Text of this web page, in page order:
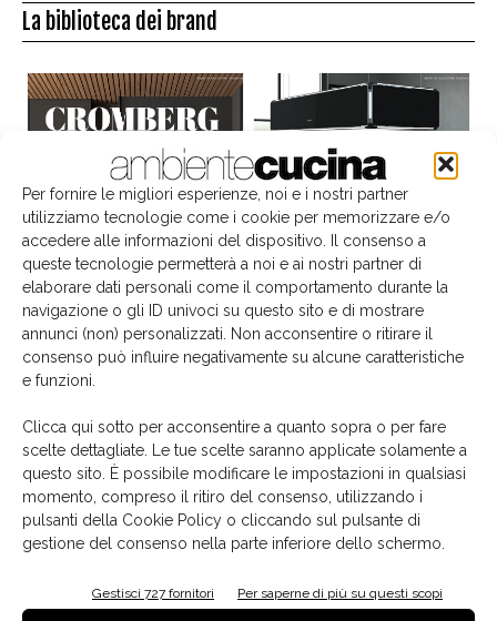
Per fornire le migliori esperienze, noi e i nostri partner
utilizziamo tecnologie come i cookie per memorizzare e/o
accedere alle informazioni del dispositivo. Il consenso a
queste tecnologie permetterà a noi e ai nostri partner di
elaborare dati personali come il comportamento durante la
navigazione o gli ID univoci su questo sito e di mostrare
annunci (non) personalizzati. Non acconsentire o ritirare il
consenso può influire negativamente su alcune caratteristiche
e funzioni.
Clicca qui sotto per acconsentire a quanto sopra o per fare
scelte dettagliate. Le tue scelte saranno applicate solamente a
questo sito. È possibile modificare le impostazioni in qualsiasi
momento, compreso il ritiro del consenso, utilizzando i
pulsanti della Cookie Policy o cliccando sul pulsante di
gestione del consenso nella parte inferiore dello schermo.
Gestisci 727 fornitori Per saperne di più su questi scopi
La biblioteca dei brand
Il libro del mese